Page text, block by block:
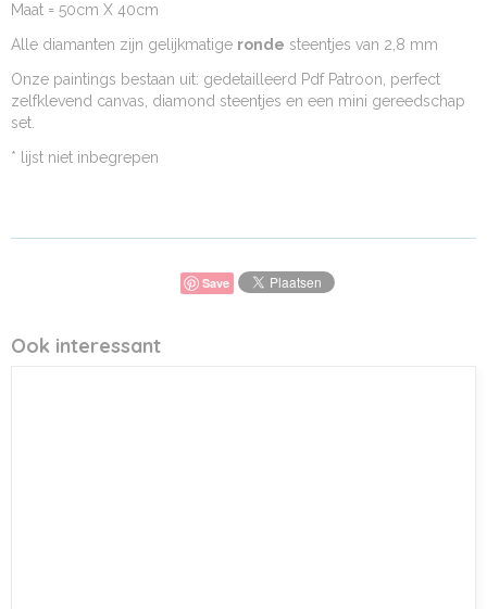
Afmetingen (l,b,h)
47 x 57 x 0 cm
Maat = 50cm X 40cm
Alle diamanten zijn gelijkmatige ronde steentjes van 2,8 mm
Onze paintings bestaan uit: gedetailleerd Pdf Patroon, perfect
zelfklevend canvas, diamond steentjes en een mini gereedschap
set.
* lijst niet inbegrepen
Save
Ook interessant